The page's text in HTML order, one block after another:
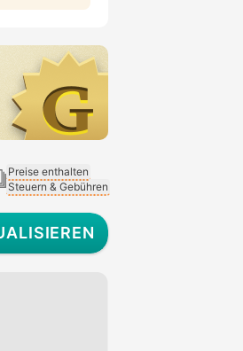
Preise enthalten
Steuern & Gebühren